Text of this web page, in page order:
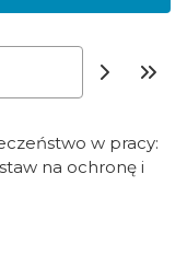
w pracy:
na ochronę i